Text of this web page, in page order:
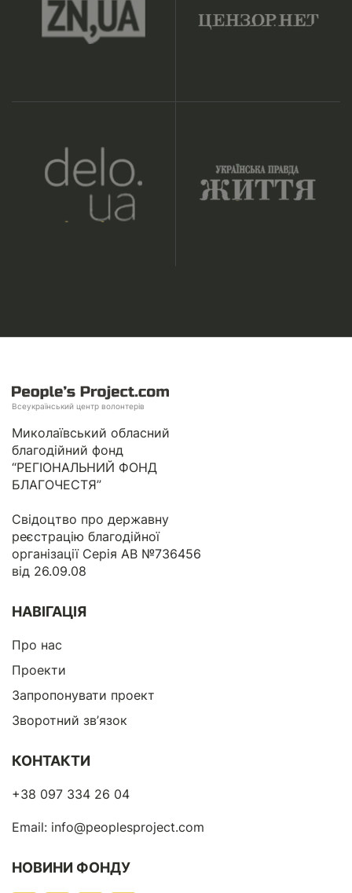
Всеукраїнський центр волонтерів
Миколаївський обласний
благодійний фонд
“РЕГІОНАЛЬНИЙ ФОНД
БЛАГОЧЕСТЯ”
Свідоцтво про державну
реєстрацію благодійної
організації Серія АВ №736456
від 26.09.08
НАВІГАЦІЯ
Про нас
Проекти
Запропонувати проект
Зворотний зв’язок
КОНТАКТИ
+38 097 334 26 04
Email: info@peoplesproject.com
НОВИНИ ФОНДУ